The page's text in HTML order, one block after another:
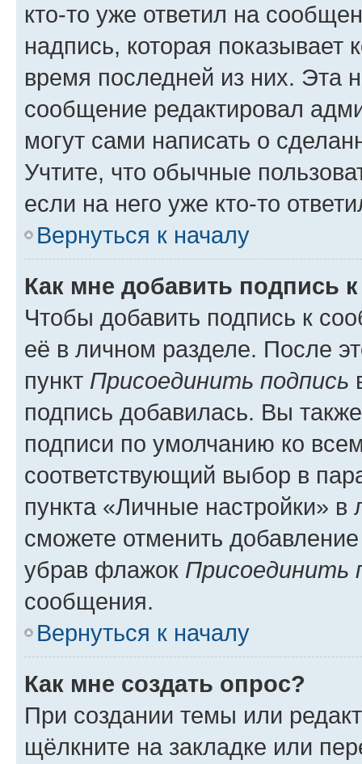
кто-то уже ответил на
надпись, которая показывает
время последней из них. Эта
сообщение редактировал
могут сами написать о
Учтите, что обычные
если на него уже кто-то
Вернуться к началу
Как мне добавить подпись
Чтобы добавить подпись к
её в личном разделе. После
пункт Присоединить подпись
подпись добавилась. Вы
подписи по умолчанию ко
соответствующий выбор в
пункта «Личные настройки»
сможете отменить
убрав флажок Присоединить
сообщения.
Вернуться к началу
Как мне создать опрос?
При создании темы или
щёлкните на закладке или